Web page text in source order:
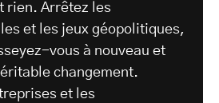
rien. Arrêtez les
et les jeux géopolitiques,
vous à nouveau et
changement.
et les